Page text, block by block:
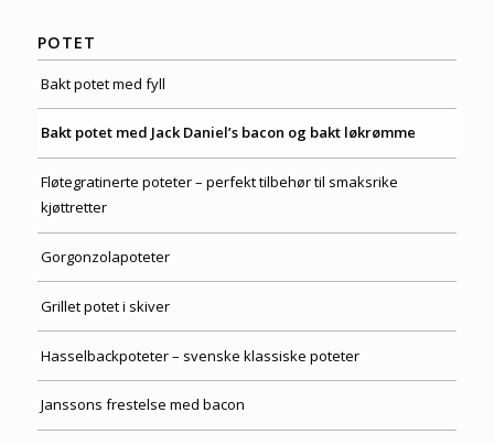
POTET
Bakt potet med fyll
Bakt potet med Jack Daniel’s bacon og bakt løkrømme
Fløtegratinerte poteter – perfekt tilbehør til smaksrike
kjøttretter
Gorgonzolapoteter
Grillet potet i skiver
Hasselbackpoteter – svenske klassiske poteter
Janssons frestelse med bacon